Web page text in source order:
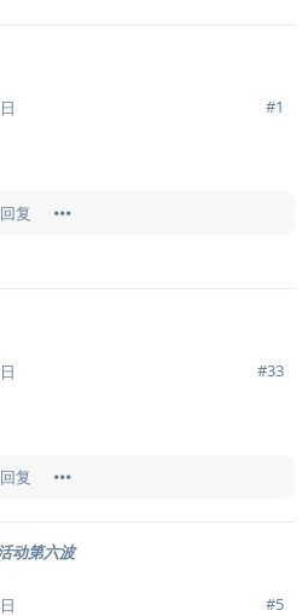
#1
回复
#33
回复
动第六波
#5